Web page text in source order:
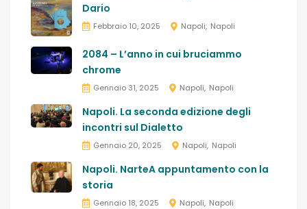
Dario
Febbraio 10, 2025 Napoli Napoli
2084 – L’anno in cui bruciammo
chrome
Gennaio 31, 2025 Napoli Napoli
Napoli. La seconda edizione degli
incontri sul Dialetto
Gennaio 20, 2025 Napoli Napoli
Napoli. NarteA appuntamento con la
storia
Gennaio 18, 2025 Napoli Napoli